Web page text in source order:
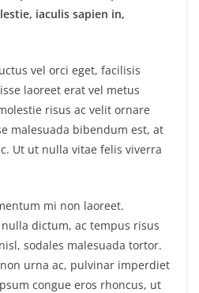
iaculis sapien in,
vel orci eget, facilisis
laoreet erat vel metus
risus ac velit ornare
malesuada bibendum est, at
Ut ut nulla vitae felis viverra
mi non laoreet.
dictum, ac tempus risus
sodales malesuada tortor.
urna ac, pulvinar imperdiet
congue eros rhoncus, ut